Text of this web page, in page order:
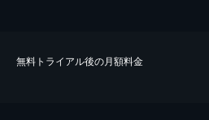
無料トライアル後の⽉額料金